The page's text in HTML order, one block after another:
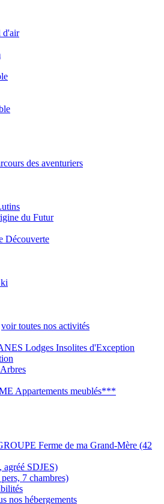
des aventuriers
du Futur
Découverte
voir toutes nos activités
Lodges Insolites d'Exception
Appartements meublés***
Ferme de ma Grand-Mère (42
SDJES)
7 chambres)
nos hébergements